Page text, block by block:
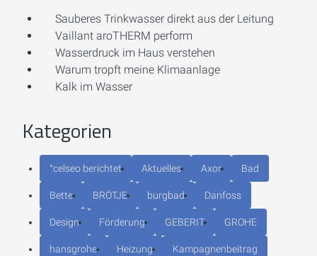
Sauberes Trinkwasser direkt aus der Leitung
Vaillant aroTHERM perform
Wasserdruck im Haus verstehen
Warum tropft meine Klimaanlage
Kalk im Wasser
Kategorien
°celseo berichtet Aktuelles Axor Bad
Bette BRÖTJE burgbad Danfoss
Design Förderung GEBERIT GROHE
hansgrohe Heizung Kampagnenbeitrag